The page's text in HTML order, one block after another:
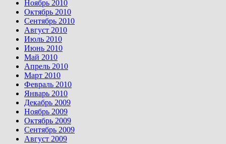
Ноябрь 2010
Октябрь 2010
Сентябрь 2010
Август 2010
Июль 2010
Июнь 2010
Май 2010
Апрель 2010
Март 2010
Февраль 2010
Январь 2010
Декабрь 2009
Ноябрь 2009
Октябрь 2009
Сентябрь 2009
Август 2009